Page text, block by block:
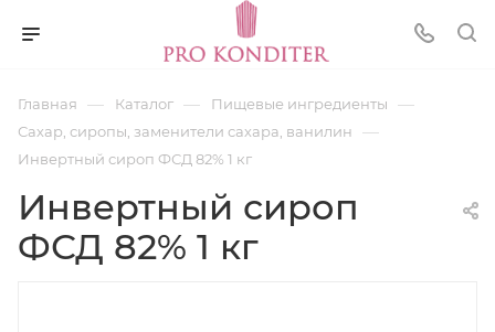
Главная — Каталог — Пищевые ингредиенты —
Сахар, сиропы, заменители сахара, ванилин —
Инвертный сироп ФСД 82% 1 кг
Инвертный сироп
ФСД 82% 1 кг